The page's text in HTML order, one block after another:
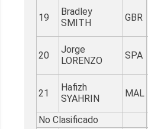
19
Bradley
SMITH
GBR
20
Jorge
LORENZO
SPA
21
Hafizh
SYAHRIN
MAL
No Clasificado